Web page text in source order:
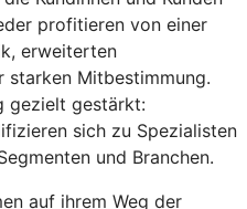
profitieren von einer
erweiterten
starken Mitbestimmung.
gezielt gestärkt:
sich zu Spezialisten
und Branchen.
auf ihrem Weg der